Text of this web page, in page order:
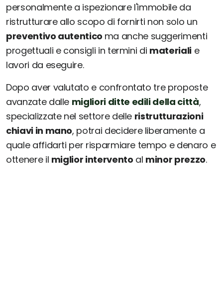
personalmente a ispezionare l'immobile da
ristrutturare allo scopo di fornirti non solo un
preventivo autentico ma anche suggerimenti
progettuali e consigli in termini di materialie
lavori da eseguire.
Dopo aver valutato e confrontato tre proposte
avanzate dalle migliori ditte edili della città,
specializzate nel settore delle ristrutturazioni
chiavi in mano, potrai decidere liberamente a
quale affidarti per risparmiare tempo e denaro e
ottenere il miglior intervento al minor prezzo.